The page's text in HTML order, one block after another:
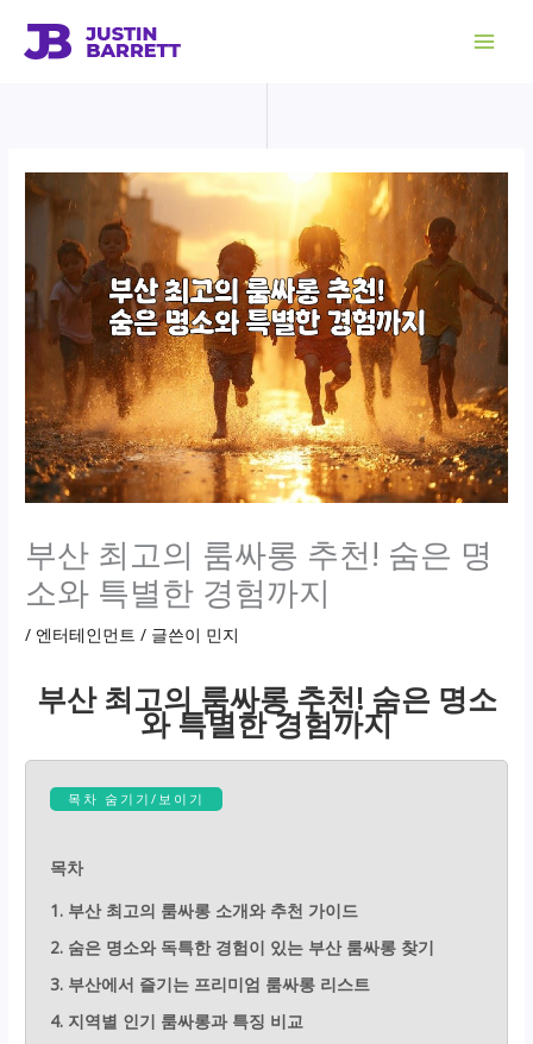
부산 최고의 룸싸롱 추천! 숨은 명
소와 특별한 경험까지
/ 엔터테인먼트 / 글쓴이 민지
부산 최고의 룸싸롱 추천! 숨은 명소
와 특별한 경험까지
목차 숨기기/보이기
목차
1. 부산 최고의 룸싸롱 소개와 추천 가이드
2. 숨은 명소와 독특한 경험이 있는 부산 룸싸롱 찾기
3. 부산에서 즐기는 프리미엄 룸싸롱 리스트
4. 지역별 인기 룸싸롱과 특징 비교